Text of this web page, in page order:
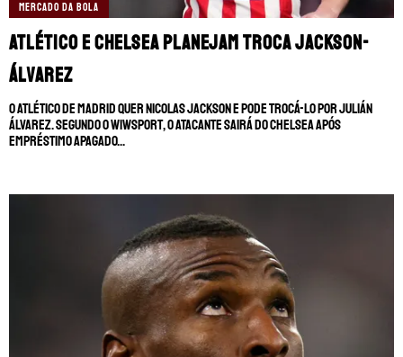
MERCADO DA BOLA
Atlético e Chelsea planejam troca Jackson-
Álvarez
O Atlético de Madrid quer Nicolas Jackson e pode trocá-lo por Julián
Álvarez. Segundo o wiwsport, o atacante sairá do Chelsea após
empréstimo apagado...